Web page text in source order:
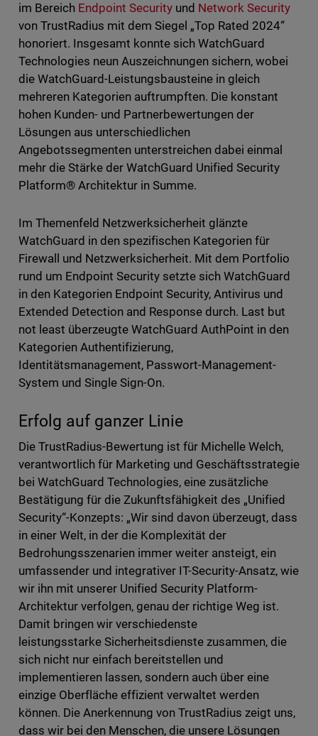
im Bereich Endpoint Securityund Network Security
von TrustRadius mit dem Siegel „Top Rated 2024“
honoriert. Insgesamt konnte sich WatchGuard
Technologies neun Auszeichnungen sichern, wobei
die WatchGuard-Leistungsbausteine in gleich
mehreren Kategorien auftrumpften. Die konstant
hohen Kunden- und Partnerbewertungen der
Lösungen aus unterschiedlichen
Angebotssegmenten unterstreichen dabei einmal
mehr die Stärke der WatchGuard Unified Security
Platform® Architektur in Summe.
Im Themenfeld Netzwerksicherheit glänzte
WatchGuard in den spezifischen Kategorien für
Firewall und Netzwerksicherheit. Mit dem Portfolio
rund um Endpoint Security setzte sich WatchGuard
in den Kategorien Endpoint Security, Antivirus und
Extended Detection and Response durch. Last but
not least überzeugte WatchGuard AuthPoint in den
Kategorien Authentifizierung,
Identitätsmanagement, Passwort-Management-
System und Single Sign-On.
Erfolg auf ganzer Linie
Die TrustRadius-Bewertung ist für Michelle Welch,
verantwortlich für Marketing und Geschäftsstrategie
bei WatchGuard Technologies, eine zusätzliche
Bestätigung für die Zukunftsfähigkeit des „Unified
Security“-Konzepts: „Wir sind davon überzeugt, dass
in einer Welt, in der die Komplexität der
Bedrohungsszenarien immer weiter ansteigt, ein
umfassender und integrativer IT-Security-Ansatz, wie
wir ihn mit unserer Unified Security Platform-
Architektur verfolgen, genau der richtige Weg ist.
Damit bringen wir verschiedenste
leistungsstarke Sicherheitsdienste zusammen, die
sich nicht nur einfach bereitstellen und
implementieren lassen, sondern auch über eine
einzige Oberfläche effizient verwaltet werden
können. Die Anerkennung von TrustRadius zeigt uns,
dass wir bei den Menschen, die unsere Lösungen